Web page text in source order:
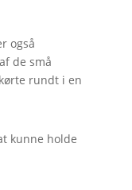
også
de små
rundt i en
kunne holde